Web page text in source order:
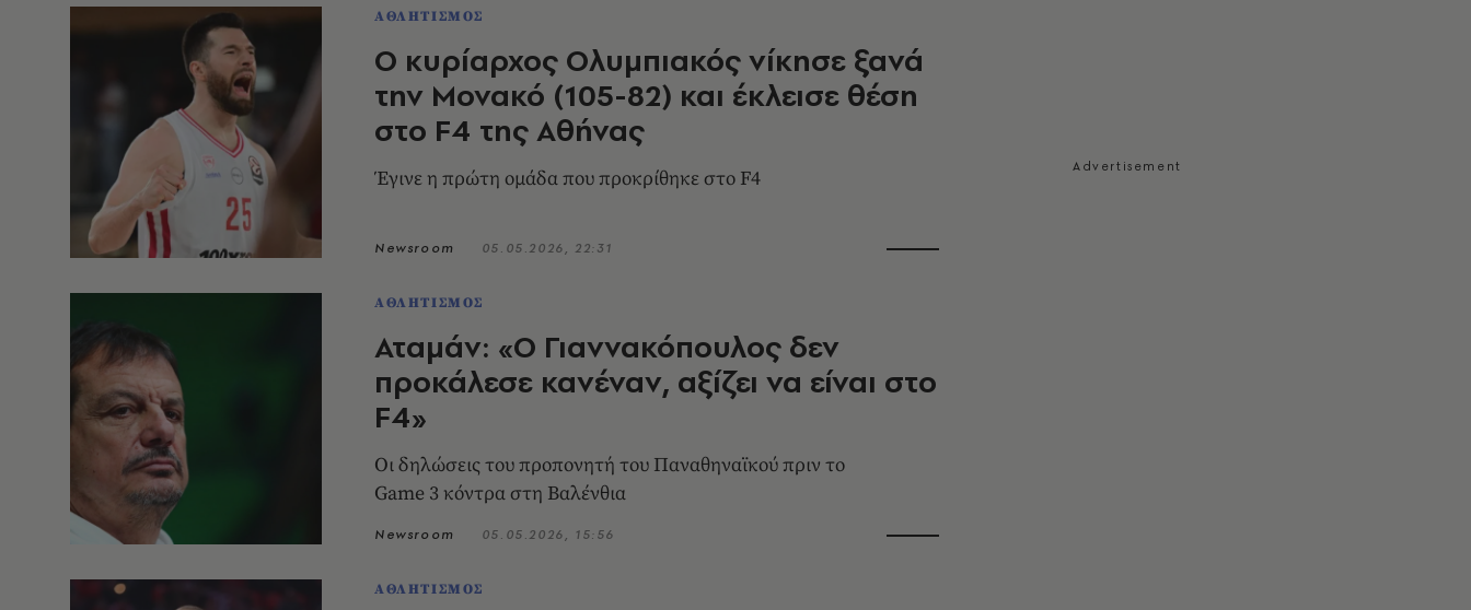
ΑΘΛΗΤΙΣΜΟΣ
Ο κυρίαρχος Ολυμπιακός νίκησε ξανά
την Μονακό (105-82) και έκλεισε θέση
στο F4 της Αθήνας
Έγινε η πρώτη ομάδα που προκρίθηκε στο F4
Newsroom 05.05.2026, 22:31
ΑΘΛΗΤΙΣΜΟΣ
Αταμάν: «Ο Γιαννακόπουλος δεν
προκάλεσε κανέναν, αξίζει να είναι στο
F4»
Οι δηλώσεις του προπονητή του Παναθηναϊκού πριν το
Game 3 κόντρα στη Βαλένθια
Newsroom 05.05.2026, 15:56
ΑΘΛΗΤΙΣΜΟΣ